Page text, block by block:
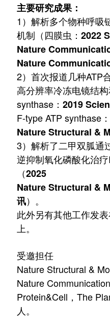
主要研究成果：
1）解析多个物种呼吸
机制（四膜虫： 2022
Nature
Nature
2）首次报道几种ATP
高分辨率冷冻电镜结
synthase： 2019
F-type ATP synthase：
Nature Structural &
3）解析了二甲双胍通
逆抑制氧化磷酸化治
（2025
Nature Structural &
讯）。
此外另有其他工作发
上。
受邀担任
Nature Structural &
Nature
Protein&Cell，The
人。